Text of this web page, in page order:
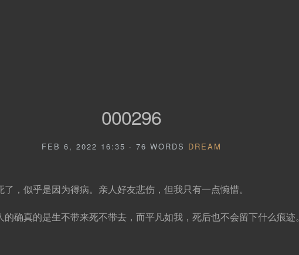
000296
FEB 6, 2022 16:35 · 76 WORDS DREAM
，似乎是因为得病。亲人好友悲伤，但我只有一点惋惜。
确真的是生不带来死不带去，而平凡如我，死后也不会留下什么痕迹。